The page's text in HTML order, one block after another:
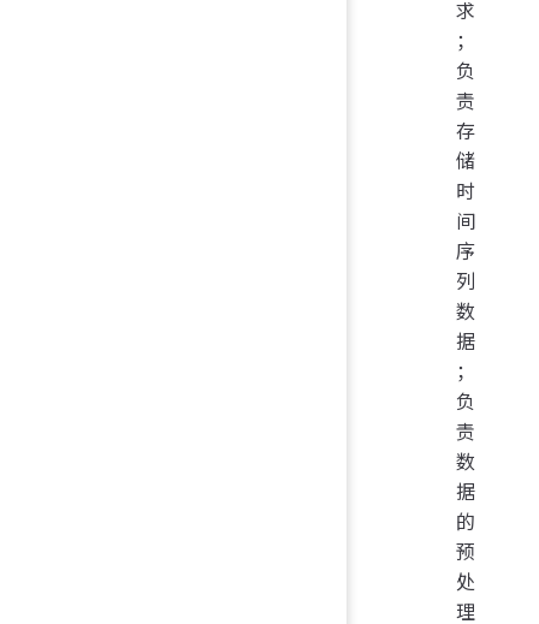
求
；
负
责
存
储
时
间
序
列
数
据
；
负
责
数
据
的
预
处
理